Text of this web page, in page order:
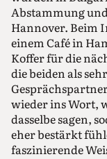
Abstammung
Hannover. Beim
einem Café in
Koffer für die
die beiden als
wieder ins Wort,
dasselbe sagen,
eher bestärkt
faszinierende